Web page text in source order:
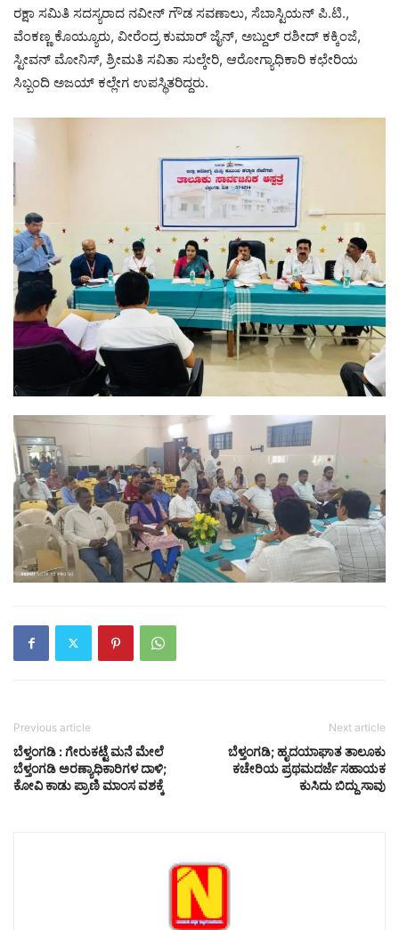
ರಕ್ಷಾ ಸಮಿತಿ ಸದಸ್ಯರಾದ ನವೀನ್ ಗೌಡ ಸವಣಾಲು, ಸೆಬಾಸ್ಟಿಯನ್ ಪಿ.ಟಿ.,
ವೆಂಕಣ್ಣ ಕೊಯ್ಯೂರು, ವೀರೆಂದ್ರ ಕುಮಾರ್ ಜೈನ್, ಅಬ್ದುಲ್ ರಶೀದ್ ಕಕ್ಕಿಂಜೆ,
ಸ್ಟೀವನ್ ಮೋನಿಸ್, ಶ್ರೀಮತಿ ಸವಿತಾ ಸುಲ್ಕೇರಿ, ಆರೋಗ್ಯಾಧಿಕಾರಿ ಕಛೇರಿಯ
ಸಿಬ್ಬಂದಿ ಅಜಯ್ ಕಲ್ಲೇಗ ಉಪಸ್ಥಿತರಿದ್ದರು.
Previous article
ಬೆಳ್ತಂಗಡಿ : ಗೇರುಕಟ್ಟೆ ಮನೆ ಮೇಲೆ
ಬೆಳ್ತಂಗಡಿ ಅರಣ್ಯಾಧಿಕಾರಿಗಳ ದಾಳಿ;
ಕೋವಿ ಕಾಡು ಪ್ರಾಣಿ ಮಾಂಸ ವಶಕ್ಕೆ
Next article
ಬೆಳ್ತಂಗಡಿ; ಹೃದಯಾಘಾತ ತಾಲೂಕು
ಕಚೇರಿಯ ಪ್ರಥಮದರ್ಜೆ ಸಹಾಯಕ
ಕುಸಿದು ಬಿದ್ದು ಸಾವು